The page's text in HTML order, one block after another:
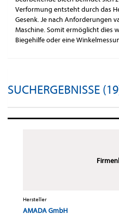
Verformung entsteht durch das
Gesenk. Je nach Anforderungen
Maschine. Somit ermöglicht dies
Biegehilfe oder eine
SUCHERGEBNISSE
Hersteller
AMADA GmbH